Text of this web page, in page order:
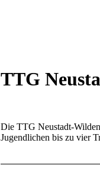
TTG
Die TTG Neustadt-
Jugendlichen bis zu vier